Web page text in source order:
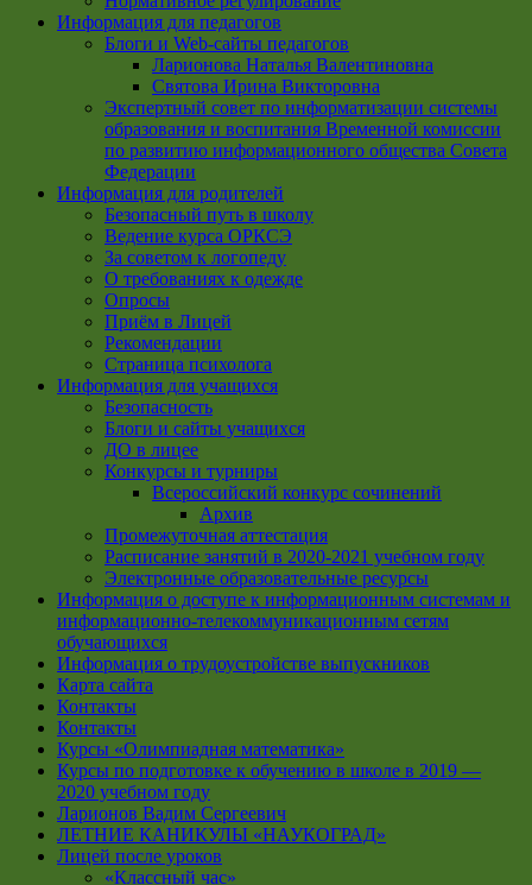
Информация для педагогов
Блоги и Web-сайты педагогов
Ларионова Наталья Валентиновна
Святова Ирина Викторовна
Экспертный совет по информатизации системы
образования и воспитания Временной комиссии
по развитию информационного общества Совета
Федерации
Информация для родителей
Безопасный путь в школу
Ведение курса ОРКСЭ
За советом к логопеду
О требованиях к одежде
Опросы
Приём в Лицей
Рекомендации
Страница психолога
Информация для учащихся
Безопасность
Блоги и сайты учащихся
ДО в лицее
Конкурсы и турниры
Всероссийский конкурс сочинений
Архив
Промежуточная аттестация
Расписание занятий в 2020-2021 учебном году
Электронные образовательные ресурсы
Информация о доступе к информационным системам и
информационно-телекоммуникационным сетям
обучающихся
Информация о трудоустройстве выпускников
Карта сайта
Контакты
Контакты
Курсы «Олимпиадная математика»
Курсы по подготовке к обучению в школе в 2019 —
2020 учебном году
Ларионов Вадим Сергеевич
ЛЕТНИЕ КАНИКУЛЫ «НАУКОГРАД»
Лицей после уроков
«Классный час»